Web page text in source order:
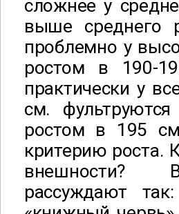
сложнее у
выше среднего
проблемно у
ростом в 190-
практически у
см.
ростом в 195
критерию роста.
внешности?
рассуждают